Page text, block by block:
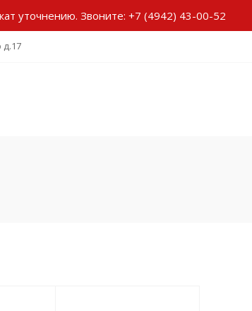
уточнению. Звоните: +7 (4942) 43-00-52
д.17